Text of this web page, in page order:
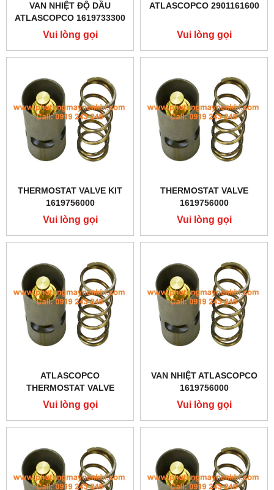
VAN NHIỆT ĐỘ DẦU
ATLASCOPCO 1619733300
Vui lòng gọi
ATLASCOPCO 2901161600
Vui lòng gọi
THERMOSTAT VALVE KIT
1619756000
Vui lòng gọi
THERMOSTAT VALVE
1619756000
Vui lòng gọi
ATLASCOPCO
THERMOSTAT VALVE
1619756000
Vui lòng gọi
VAN NHIỆT ATLASCOPCO
1619756000
Vui lòng gọi